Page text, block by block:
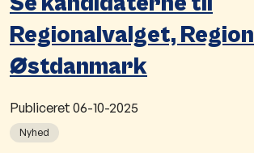
Regionalvalget, Region
Østdanmark
Publiceret 06-10-2025
Nyhed